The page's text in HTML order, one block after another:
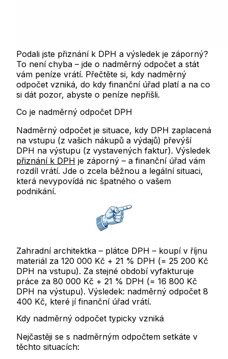
Podali jste přiznání k DPH a výsledek je záporný?
To není chyba – jde o nadměrný odpočet a stát
vám peníze vrátí. Přečtěte si, kdy nadměrný
odpočet vzniká, do kdy finanční úřad platí a na co
si dát pozor, abyste o peníze nepřišli.
Co je nadměrný odpočet DPH
Nadměrný odpočet je situace, kdy DPH zaplacená
na vstupu (z vašich nákupů a výdajů) převýší
DPH na výstupu (z vystavených faktur). Výsledek
přiznání k DPH je záporný – a finanční úřad vám
rozdíl vrátí. Jde o zcela běžnou a legální situaci,
která nevypovídá nic špatného o vašem
podnikání.
Zahradní architektka – plátce DPH – koupí v říjnu
materiál za 120 000 Kč + 21 % DPH (= 25 200 Kč
DPH na vstupu). Za stejné období vyfakturuje
práce za 80 000 Kč + 21 % DPH (= 16 800 Kč
DPH na výstupu). Výsledek: nadměrný odpočet 8
400 Kč, které jí finanční úřad vrátí.
Kdy nadměrný odpočet typicky vzniká
Nejčastěji se s nadměrným odpočtem setkáte v
těchto situacích: